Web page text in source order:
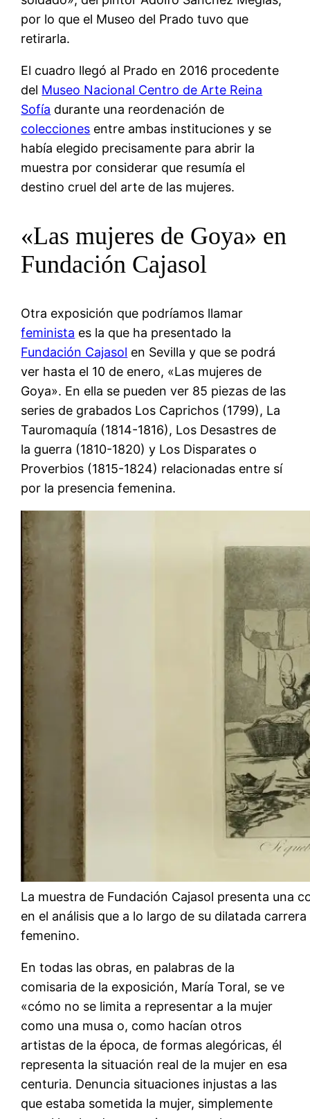
por lo que el Museo del Prado tuvo que
retirarla.
El cuadro llegó al Prado en 2016 procedente
del Museo Nacional Centro de Arte Reina
Sofía durante una reordenación de
colecciones entre ambas instituciones y se
había elegido precisamente para abrir la
muestra por considerar que resumía el
destino cruel del arte de las mujeres.
«Las mujeres de Goya» en
Fundación Cajasol
Otra exposición que podríamos llamar
feminista es la que ha presentado la
Fundación Cajasol en Sevilla y que se podrá
ver hasta el 10 de enero, «Las mujeres de
Goya». En ella se pueden ver 85 piezas de las
series de grabados Los Caprichos (1799), La
Tauromaquía (1814-1816), Los Desastres de
la guerra (1810-1820) y Los Disparates o
Proverbios (1815-1824) relacionadas entre sí
por la presencia femenina.
La muestra de Fundación Cajasol presenta una
en el análisis que a lo largo de su dilatada
femenino.
En todas las obras, en palabras de la
comisaria de la exposición, María Toral, se ve
«cómo no se limita a representar a la mujer
como una musa o, como hacían otros
artistas de la época, de formas alegóricas, él
representa la situación real de la mujer en esa
centuria. Denuncia situaciones injustas a las
que estaba sometida la mujer, simplemente